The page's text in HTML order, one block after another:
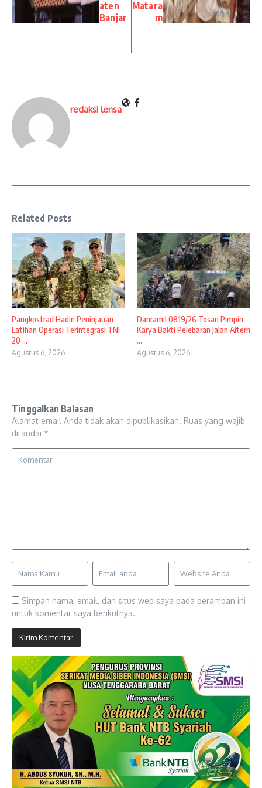
aten
Banjar
Matara
m
redaksi lensa
Related Posts
Pangkostrad Hadiri Peninjauan
Latihan Operasi Terintegrasi TNI
20 ...
Agustus 6, 2026
Danramil 0819/26 Tosari Pimpin
Karya Bakti Pelebaran Jalan Altern
...
Agustus 6, 2026
Tinggalkan Balasan
Alamat email Anda tidak akan dipublikasikan. Ruas yang wajib
ditandai *
Simpan nama, email, dan situs web saya pada peramban ini
untuk komentar saya berikutnya.